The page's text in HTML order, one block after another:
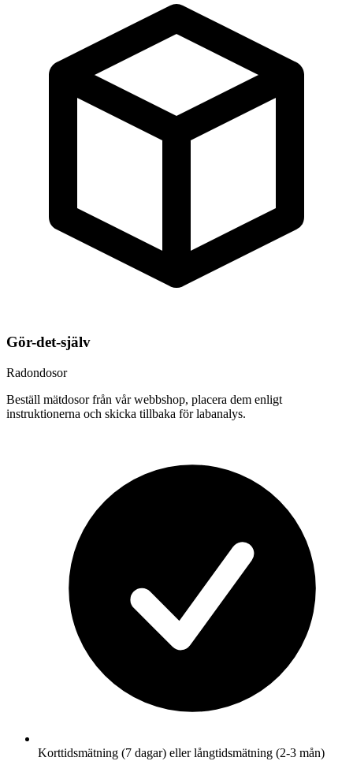
Gör-det-själv
Radondosor
Beställ mätdosor från vår webbshop, placera dem enligt
instruktionerna och skicka tillbaka för labanalys.
Korttidsmätning (7 dagar) eller långtidsmätning (2-3 mån)